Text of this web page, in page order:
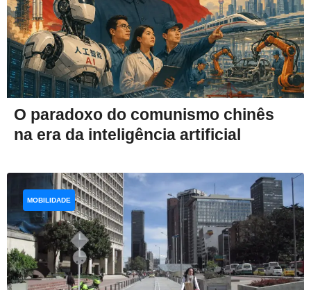
O paradoxo do comunismo chinês
na era da inteligência artificial
MOBILIDADE